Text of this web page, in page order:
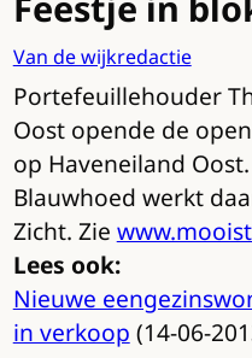
Van de wijkredactie
Portefeuillehouder
Oost opende de
op Haveneiland
Blauwhoed werkt
Zicht. Zie
Lees ook:
Nieuwe
in verkoop (14-06-